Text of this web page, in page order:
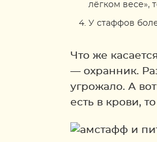
лёгком весе»,
У стаффов
Что же
— охранник.
угрожало. А
есть в крови, то